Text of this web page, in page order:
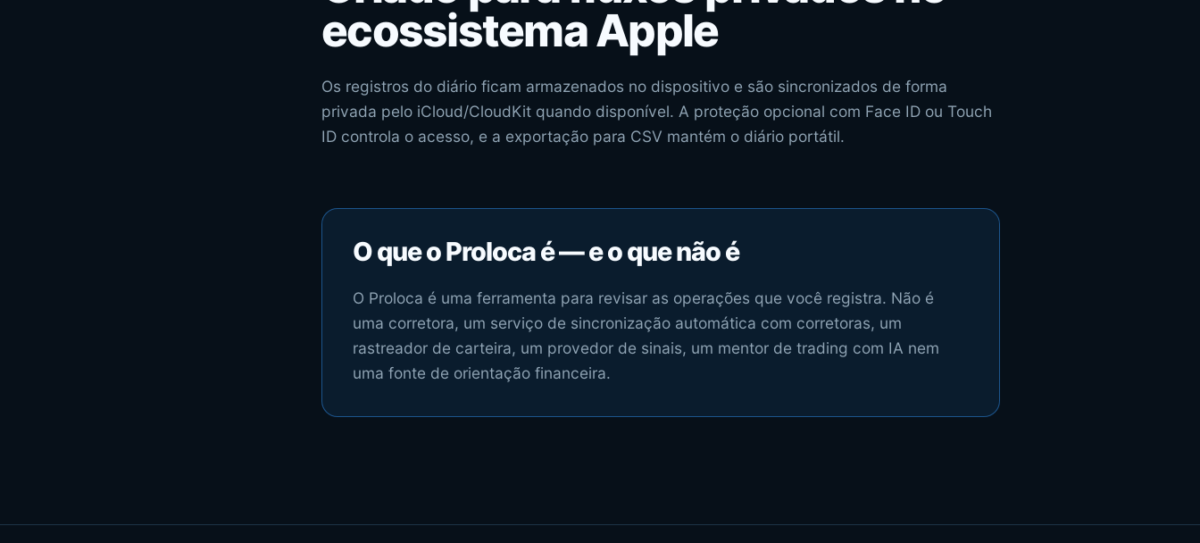
ecossistema Apple
Os registros do diário ficam armazenados no dispositivo e são sincronizados de forma
privada pelo iCloud/CloudKit quando disponível. A proteção opcional com Face ID ou Touch
ID controla o acesso, e a exportação para CSV mantém o diário portátil.
O que o Proloca é — e o que não é
O Proloca é uma ferramenta para revisar as operações que você registra. Não é
uma corretora, um serviço de sincronização automática com corretoras, um
rastreador de carteira, um provedor de sinais, um mentor de trading com IA nem
uma fonte de orientação financeira.